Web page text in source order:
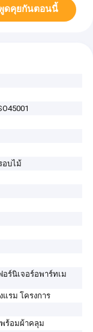
ดคุยกันตอนนี้
อบไม้
อร์นิเจอร์อพาร์ทเม
แรม โครงการ
ร้อมผ้าคลุม